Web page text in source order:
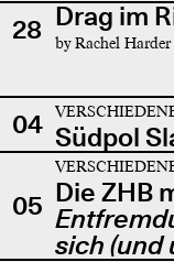
28 Drag im
by Rachel Harder
04 Südpol
05 Die ZHB
sich (und